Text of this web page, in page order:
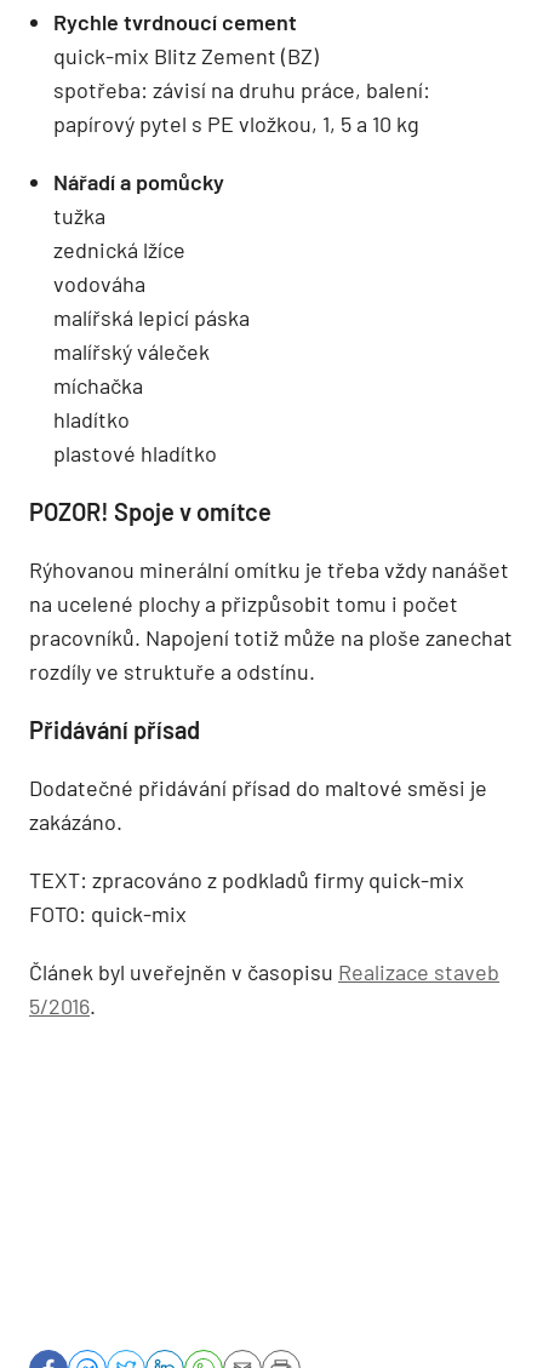
Rychle tvrdnoucí cement
quick-mix Blitz Zement (BZ)
spotřeba: závisí na druhu práce, balení:
papírový pytel s PE vložkou, 1, 5 a 10 kg
Nářadí a pomůcky
tužka
zednická lžíce
vodováha
malířská lepicí páska
malířský váleček
míchačka
hladítko
plastové hladítko
POZOR! Spoje v omítce
Rýhovanou minerální omítku je třeba vždy nanášet
na ucelené plochy a přizpůsobit tomu i počet
pracovníků. Napojení totiž může na ploše zanechat
rozdíly ve struktuře a odstínu.
Přidávání přísad
Dodatečné přidávání přísad do maltové směsi je
zakázáno.
TEXT: zpracováno z podkladů firmy quick-mix
FOTO: quick-mix
Článek byl uveřejněn v časopisu Realizace staveb
5/2016.